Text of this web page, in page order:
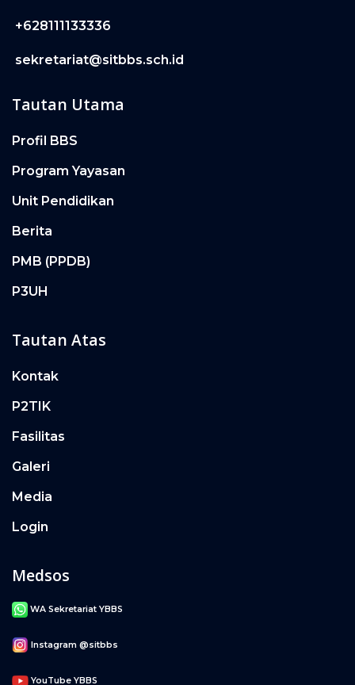
+628111133336
sekretariat@sitbbs.sch.id
Tautan Utama
Profil BBS
Program Yayasan
Unit Pendidikan
Berita
PMB (PPDB)
P3UH
Tautan Atas
Kontak
P2TIK
Fasilitas
Galeri
Media
Login
Medsos
WA Sekretariat YBBS
Instagram @sitbbs
YouTube YBBS